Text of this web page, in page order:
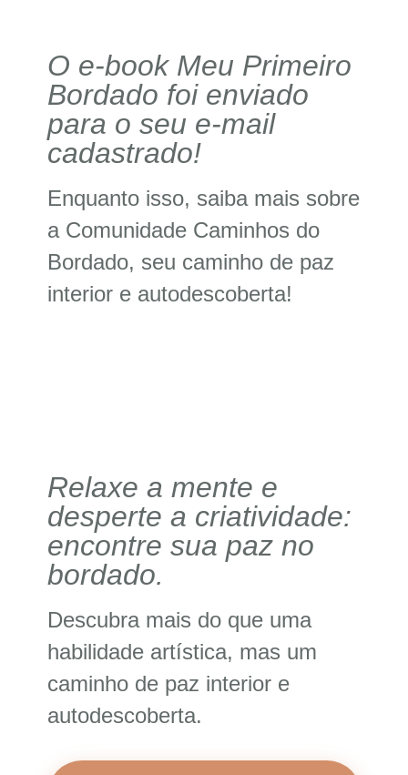
O e-book Meu Primeiro
Bordado foi enviado
para o seu e-mail
cadastrado!
Enquanto isso, saiba mais sobre
a Comunidade Caminhos do
Bordado, seu caminho de paz
interior e autodescoberta!
Relaxe a mente e
desperte a criatividade:
encontre sua paz no
bordado.
Descubra mais do que uma
habilidade artística, mas um
caminho de paz interior e
autodescoberta.